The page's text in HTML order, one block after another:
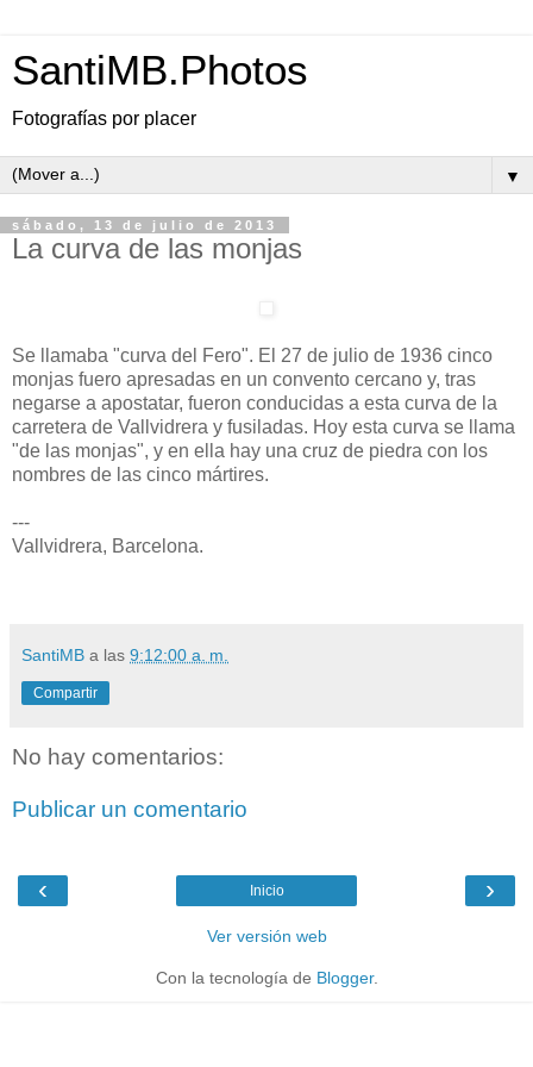
SantiMB.Photos
Fotografías por placer
▼
sábado, 13 de julio de 2013
La curva de las monjas
Se llamaba "curva del Fero". El 27 de julio de 1936 cinco
monjas fuero apresadas en un convento cercano y, tras
negarse a apostatar, fueron conducidas a esta curva de la
carretera de Vallvidrera y fusiladas. Hoy esta curva se llama
"de las monjas", y en ella hay una cruz de piedra con los
nombres de las cinco mártires.
---
Vallvidrera, Barcelona.
SantiMB a las 9:12:00 a. m.
Compartir
No hay comentarios:
Publicar un comentario
‹ ›
Inicio
Ver versión web
Con la tecnología de Blogger.